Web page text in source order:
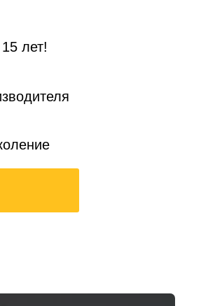
лет!